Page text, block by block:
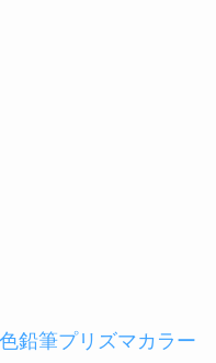
鉛筆プリズマカラー